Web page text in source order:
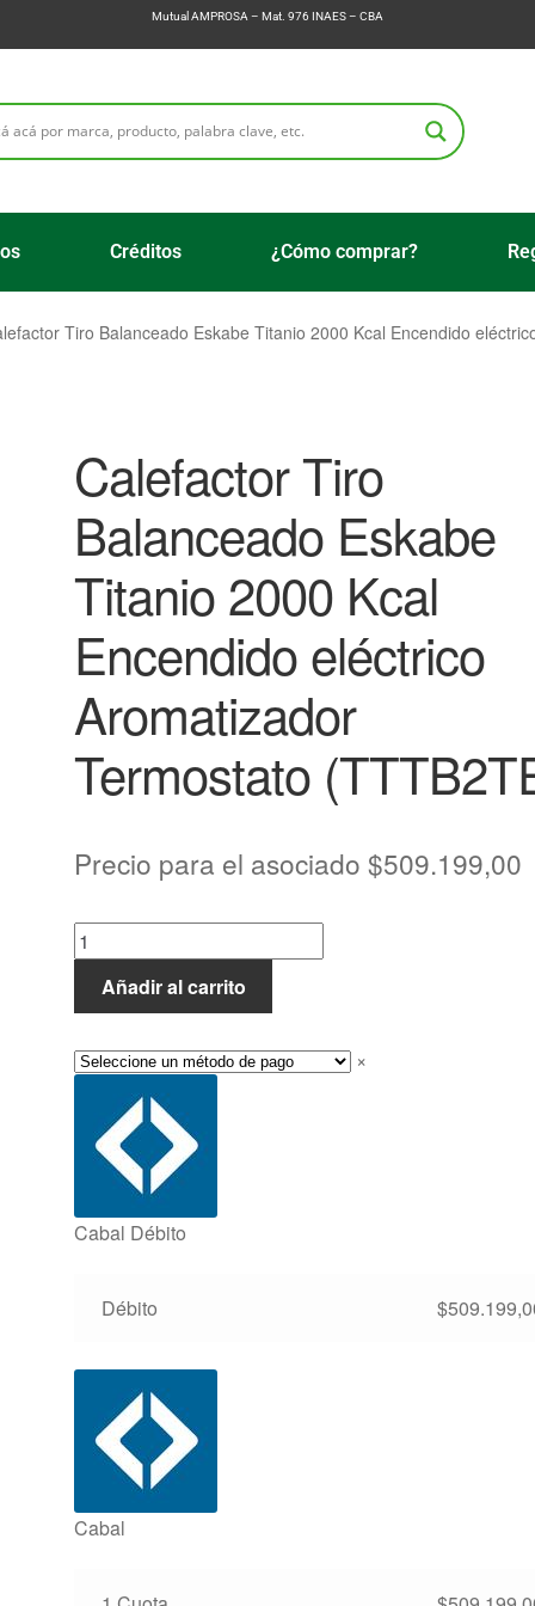
Mutual AMPROSA – Mat. 976 INAES – CBA
Créditos ¿Cómo comprar?
Tiro Balanceado Eskabe Titanio 2000 Kcal Encendido
Calefactor Tiro
Balanceado Eskabe
Titanio 2000 Kcal
Encendido eléctrico
Aromatizador
Termostato
Precio para el asociado$509.199,00
Añadir al carrito
×
Cabal Débito
Débito $
Cabal